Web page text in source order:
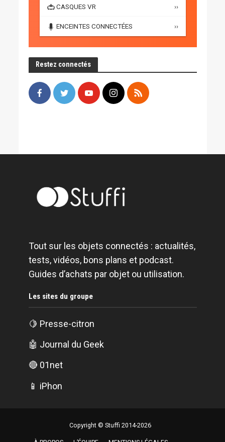
CASQUES VR ››
ENCEINTES CONNECTÉES ››
Restez connectés
Tout sur les objets connectés : actualités,
tests, vidéos, bons plans et podcast.
Guides d’achats par objet ou utilisation.
Les sites du groupe
🍋 Presse-citron
🤖 Journal du Geek
🔴 01net
📱 iPhon
Copyright © Stuffi 2014-2026